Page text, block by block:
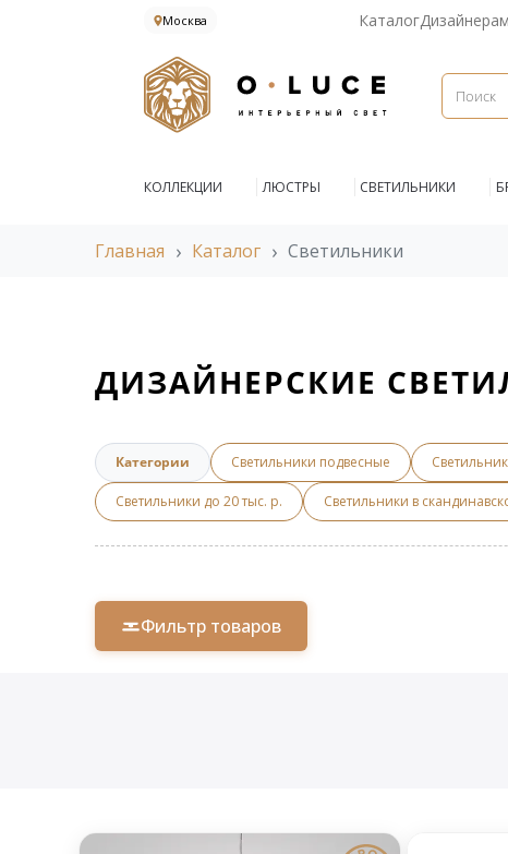
Москва КаталогДизайнерам
КОЛЛЕКЦИИ ЛЮСТРЫ СВЕТИЛЬНИКИ
Главная Каталог Светильники
ДИЗАЙНЕРСКИЕ
Категории Светильники подвесные
Светильники до 20 тыс. р. Светильники в
Фильтр товаров